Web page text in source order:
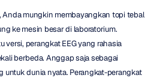
Anda mungkin membayangkan topi tebal
ke mesin besar di laboratorium.
versi, perangkat EEG yang rahasia
berbeda. Anggap saja sebagai
untuk dunia nyata. Perangkat-perangkat